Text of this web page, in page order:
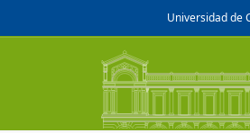
Universidad de